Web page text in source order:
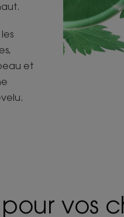
et
vos